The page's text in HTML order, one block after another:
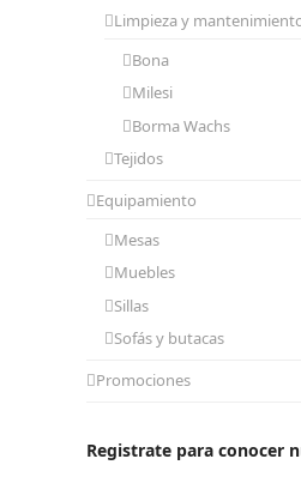
Limpieza y
Bona
Milesi
Borma Wachs
Tejidos
Equipamiento
Mesas
Muebles
Sillas
Sofás y butacas
Promociones
Registrate para conocer